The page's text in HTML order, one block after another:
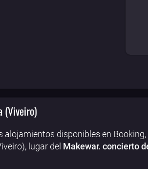
(Viveiro)
alojamientos disponibles en
lugar del Makewar. concierto